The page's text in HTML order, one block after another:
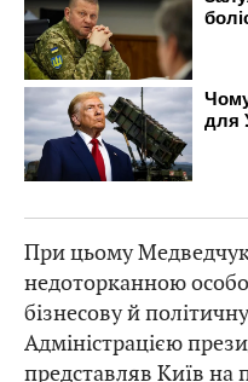
При цьому
недоторканною
бізнесову й
Адміністрацією
представляв Київ на